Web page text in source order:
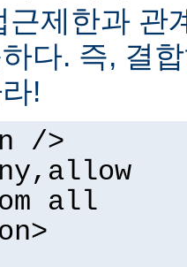
근제한과 관
다. 즉, 결
!
/>
all